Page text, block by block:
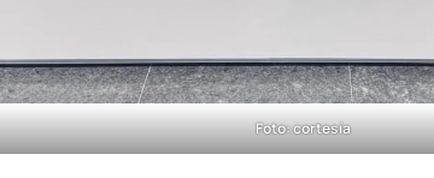
Foto: cortesía